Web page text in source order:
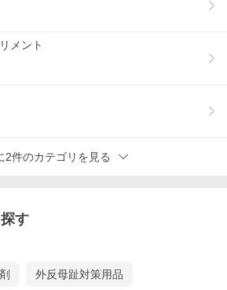
メント
2件のカテゴリを見る
す
外反母趾対策用品